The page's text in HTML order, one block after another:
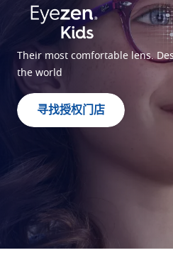
矫正
星趣控®
爱赞® 全新一代单光升级镜片
万里路® 渐进镜片
全视线® 全天候适配不同光线环
钻晶® 看得见的清晰，看不见的守
帮我选择
测一测您的视力
线上试戴依视路镜片
寻找授权门店
Their most comfortable lens.
the world
寻找授权门店